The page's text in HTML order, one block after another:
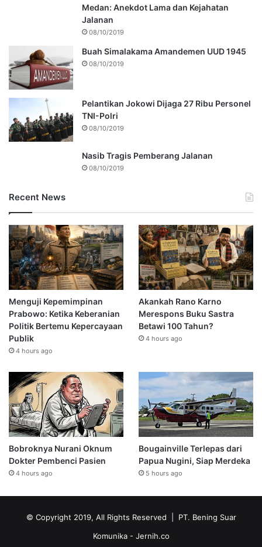
Medan: Anekdot Lama dan Kejahatan
Jalanan
08/10/2019
Buah Simalakama Amandemen UUD 1945
08/10/2019
Pelantikan Jokowi Dijaga 27 Ribu Personel
TNI-Polri
08/10/2019
Nasib Tragis Pemberang Jalanan
08/10/2019
Recent News
Menguji Kepemimpinan
Prabowo: Ketika Keberanian
Politik Bertemu Kepercayaan
Publik
4 hours ago
Akankah Rano Karno
Merespons Buku Sastra
Betawi 100 Tahun?
4 hours ago
Bobroknya Nurani Oknum
Dokter Pembenci Pasien
4 hours ago
Bougainville Terlepas dari
Papua Nugini, Siap Merdeka
5 hours ago
© Copyright 2019, All Rights Reserved | PT. Bening Suar
Komunika - Jernih.co